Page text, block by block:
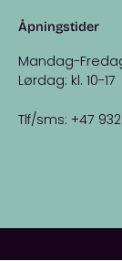
Åpningstider
Mandag-
Lørdag: kl. 10-17
Tlf/sms: +47